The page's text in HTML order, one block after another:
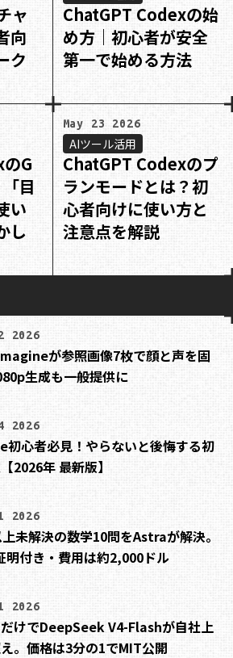
ャ
向
ク
ChatGPT Codexの始
め方｜初心者が安全
第一で始める方法
G
目
い
し
May 23 2026
AIツール活用
ChatGPT Codexのプ
ランモードとは？初
心者向けに使い方と
注意点を解説
2026
が参照画像7枚で顔と声を固
生成も一般提供に
2026
初心者必見！やらないと後悔する初
2026年 最新版】
2026
未解決の数学10問をAstraが解決。
明付き・費用は約2,000ドル
2026
けでDeepSeek V4-Flashが自社上
。価格は3分の1でMIT公開